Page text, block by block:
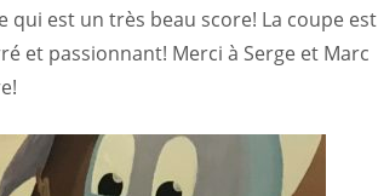
qui est un très beau score! La coupe est
et passionnant! Merci à Serge et Marc